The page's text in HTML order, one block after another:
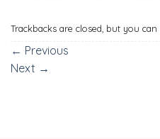
Trackbacks are closed, but you can
← Previous
Next →